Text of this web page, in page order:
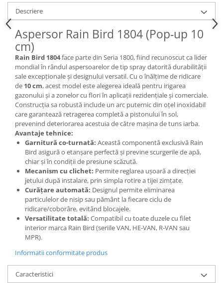
Descriere
Aspersor Rain Bird 1804 (Pop-up 10
cm)
Rain Bird 1804face parte din Seria 1800, fiind recunoscut ca lider
mondial în rândul aspersoarelor de tip spray datorită durabilității
sale excepționale și designului versatil. Cu o înălțime de ridicare
de 10 cm, acest model este alegerea ideală pentru irigarea
gazonului și a zonelor cu flori în aplicații rezidențiale și comerciale.
Construcția sa robustă include un arc puternic din oțel inoxidabil
care garantează retragerea completă a pistonului în sol,
prevenind deteriorarea acestuia de către mașina de tuns iarba.
Avantaje tehnice:
Garnitură co-turnată: Această componentă exclusivă Rain
Bird asigură o etanșare perfectă și previne scurgerile de apă,
chiar și în condiții de presiune scăzută.
Mecanism cu clichet: Permite reglarea ușoară a direcției
jetului după instalare, prin simpla rotire a tijei zimțate.
Curățare automată: Designul permite eliminarea
particulelor de nisip sau pământ la fiecare ciclu de
ridicare/coborâre, evitând blocajele.
Versatilitate totală: Compatibil cu toate duzele cu filet
interior marca Rain Bird (seriile VAN, HE-VAN, R-VAN sau
MPR).
Informatii conformitate produs
Caracteristici